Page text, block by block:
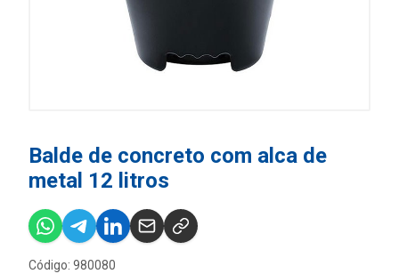
Balde de concreto com alca de
metal 12 litros
Código: 980080